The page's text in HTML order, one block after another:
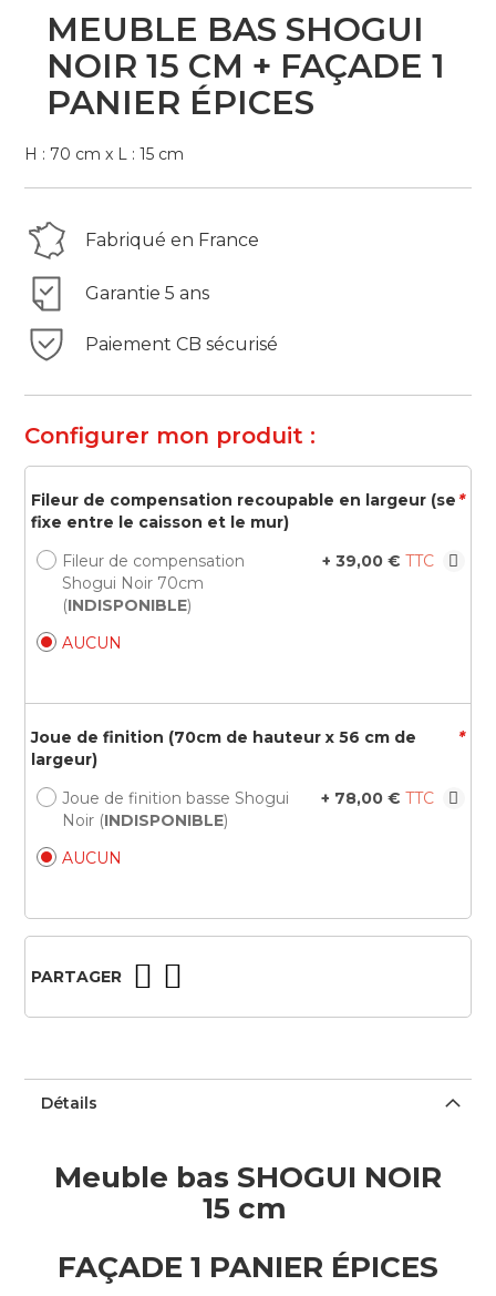
the
beginning
the
images
gallery
MEUBLE BAS SHOGUI
NOIR 15 CM + FAÇADE 1
PANIER ÉPICES
H : 70 cm x L : 15 cm
Fabriqué en France
Garantie 5 ans
Paiement CB sécurisé
Configurer mon produit :
*
Fileur de compensation recoupable en largeur (se
fixe entre le caisson et le mur)
Fileur de compensation
Shogui Noir 70cm
(INDISPONIBLE)
+ 39,00 €
AUCUN
*
Joue de finition (70cm de hauteur x 56 cm de
largeur)
Joue de finition basse Shogui
Noir (INDISPONIBLE)
+ 78,00 €
AUCUN
PARTAGER
Détails
Meuble bas SHOGUI NOIR
15 cm
FAÇADE 1 PANIER ÉPICES